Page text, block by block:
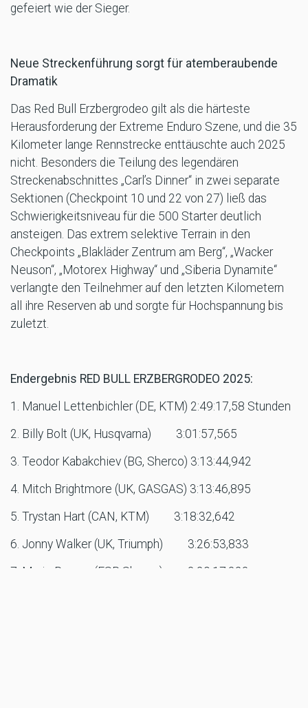
gefeiert wie der Sieger.
Neue Streckenführung sorgt für atemberaubende
Dramatik
Das Red Bull Erzbergrodeo gilt als die härteste
Herausforderung der Extreme Enduro Szene, und die 35
Kilometer lange Rennstrecke enttäuschte auch 2025
nicht. Besonders die Teilung des legendären
Streckenabschnittes „Carl’s Dinner“ in zwei separate
Sektionen (Checkpoint 10 und 22 von 27) ließ das
Schwierigkeitsniveau für die 500 Starter deutlich
ansteigen. Das extrem selektive Terrain in den
Checkpoints „Blakläder Zentrum am Berg“, „Wacker
Neuson“, „Motorex Highway“ und „Siberia Dynamite“
verlangte den Teilnehmer auf den letzten Kilometern
all ihre Reserven ab und sorgte für Hochspannung bis
zuletzt.
Endergebnis RED BULL ERZBERGRODEO 2025:
1. Manuel Lettenbichler (DE, KTM) 2:49:17,58 Stunden
2. Billy Bolt (UK, Husqvarna)
3:01:57,565
3. Teodor Kabakchiev (BG, Sherco) 3:13:44,942
4. Mitch Brightmore (UK, GASGAS) 3:13:46,895
5. Trystan Hart (CAN, KTM)
3:18:32,642
6. Jonny Walker (UK, Triumph)
3:26:53,833
7. Mario Roman (ESP, Sherco)
3:29:17,323